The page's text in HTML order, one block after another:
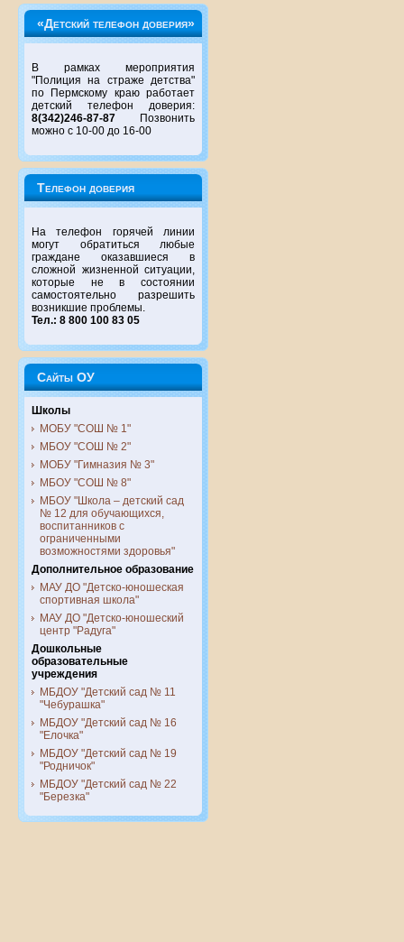
«Детский телефон доверия»
В рамках мероприятия
"Полиция на страже детства"
по Пермскому краю работает
детский телефон доверия:
8(342)246-87-87 Позвонить
можно с 10-00 до 16-00
Телефон доверия
На телефон горячей линии
могут обратиться любые
граждане оказавшиеся в
сложной жизненной ситуации,
которые не в состоянии
самостоятельно разрешить
возникшие проблемы.
Тел.: 8 800 100 83 05
Сайты ОУ
Школы
МОБУ "СОШ № 1"
МБОУ "СОШ № 2"
МОБУ "Гимназия № 3"
МБОУ "СОШ № 8"
МБОУ "Школа – детский сад
№ 12 для обучающихся,
воспитанников с
ограниченными
возможностями здоровья"
Дополнительное образование
МАУ ДО "Детско-юношеская
спортивная школа"
МАУ ДО "Детско-юношеский
центр "Радуга"
Дошкольные
образовательные
учреждения
МБДОУ "Детский сад № 11
"Чебурашка"
МБДОУ "Детский сад № 16
"Елочка"
МБДОУ "Детский сад № 19
"Родничок"
МБДОУ "Детский сад № 22
"Березка"